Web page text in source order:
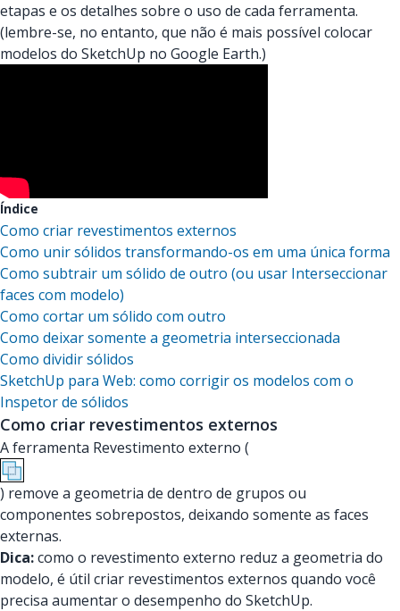
etapas e os detalhes sobre o uso de cada ferramenta.
(lembre-se, no entanto, que não é mais possível colocar
modelos do SketchUp no Google Earth.)
Índice
Como criar revestimentos externos
Como unir sólidos transformando-os em uma única forma
Como subtrair um sólido de outro (ou usar Interseccionar
faces com modelo)
Como cortar um sólido com outro
Como deixar somente a geometria interseccionada
Como dividir sólidos
SketchUp para Web: como corrigir os modelos com o
Inspetor de sólidos
Como criar revestimentos externos
A ferramenta Revestimento externo (
) remove a geometria de dentro de grupos ou
componentes sobrepostos, deixando somente as faces
externas.
Dica:como o revestimento externo reduz a geometria do
modelo, é útil criar revestimentos externos quando você
precisa aumentar o desempenho do SketchUp.